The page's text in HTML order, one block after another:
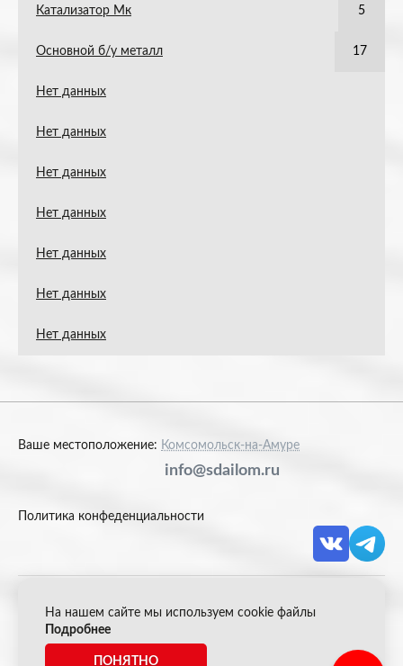
Катализатор Мк 5
Основной б/у металл 17
Нет данных
Нет данных
Нет данных
Нет данных
Нет данных
Нет данных
Нет данных
Ваше местоположение: Комсомольск-на-Амуре
info@sdailom.ru
Политика конфеденциальности
© 2026 Акрон Скрап
На нашем сайте мы используем cookie файлы
Подробнее
ПОНЯТНО